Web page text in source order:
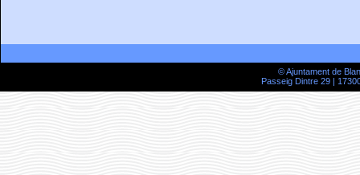
© Ajuntament de
Passeig Dintre 29 |